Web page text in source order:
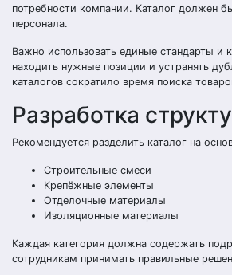
потребности компании. Каталог должен
персонала.
Важно использовать единые стандарты и
находить нужные позиции и устранять
каталогов сократило время поиска
Разработка
Рекомендуется разделить каталог на
Строительные смеси
Крепёжные элементы
Отделочные материалы
Изоляционные материалы
Каждая категория должна содержать
сотрудникам принимать правильные